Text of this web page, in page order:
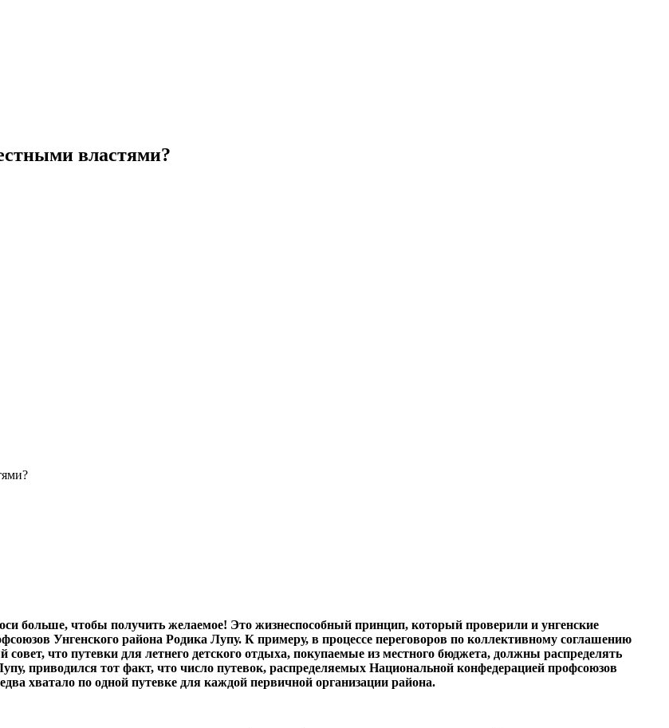
властями?
больше, чтобы получить желаемое! Это жизнеспособный принцип, который проверили и унгенские
Унгенского района Родика Лупу. К примеру, в процессе переговоров по коллективному соглашению
что путевки для летнего детского отдыха, покупаемые из местного бюджета, должны распределять
приводился тот факт, что число путевок, распре­деляемых Национальной конфедерацией профсоюзов
хватало по одной путевке для каж­дой первичной организации района.